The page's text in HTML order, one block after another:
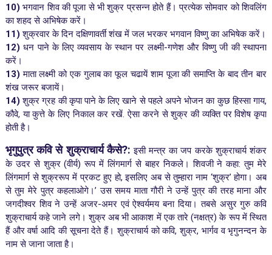
10) भगवान शिव की पूजा से भी शुक्र प्रसन्न होते हैं। प्रत्येक सोमवार को शिवलिंग
का शहद से अभिषेक करें।
11) शुक्रवार के दिन दक्षिणावर्ती शंख में जल भरकर भगवान विष्णु का अभिषेक करें।
12) धन पाने के लिए व्यवसाय के स्थान पर लक्ष्मी-गणेश और विष्णु जी की स्थापना
करें।
13) माता लक्ष्मी को एक गुलाब का फूल चढायें शाम पूजा की समाप्ति के बाद तीन बार
शंख जरूर बजायें।
14) शुक्र ग्रह की कृपा पाने के लिए खाने से पहले अपने भोजन का कुछ हिस्सा गाय,
कौवे, या कुत्ते के लिए निकाल कर रखें. ऐसा करने से शुक्र की व्यक्ति पर विशेष कृपा
होती है।
भृगुपुत्र कवि से शुक्राचार्य कैसे?: इसी मन्त्र का जप करके शुक्राचार्य शंकर
के उदर से शुक्र (वीर्य) रूप में लिंगमार्ग से बाहर निकले। शिवजी ने कहा: तुम मेरे
लिंगमार्ग से शुक्ररूप में प्रकट हुए हो, इसलिए अब से तुम्हारा नाम ‘शुक्र’ होगा। अब
से तुम मेरे पुत्र कहलाओगे।’ उस समय माता गौरी ने उन्हें पुत्र की तरह माना और
जगदीश्वर शिव ने उन्हें अजर-अमर एवं ऐश्वर्यमय बना दिया। तबसे असुर गुरु कवि
शुक्राचार्य कहे जाने लगे। शुक्र अब भी आकाश में एक तारे (नक्षत्र) के रूप में स्थित
हैं और वर्षा आदि की सूचना देते हैं। शुक्राचार्य को कवि, शुक्र, भार्गव व भृगुनन्दन के
नाम से जाना जाता है।